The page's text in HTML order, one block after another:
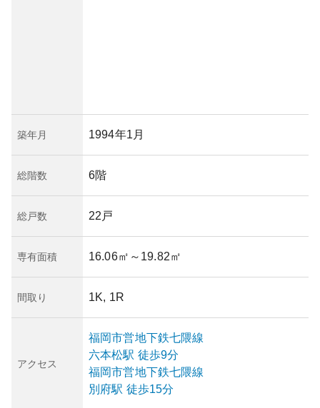
築年月 1994年1月
総階数 6階
総戸数 22戸
専有面積 16.06㎡ ～19.82㎡
間取り 1K, 1R
アクセス
福岡市営地下鉄七隈線
六本松駅 徒歩9分
福岡市営地下鉄七隈線
別府駅 徒歩15分